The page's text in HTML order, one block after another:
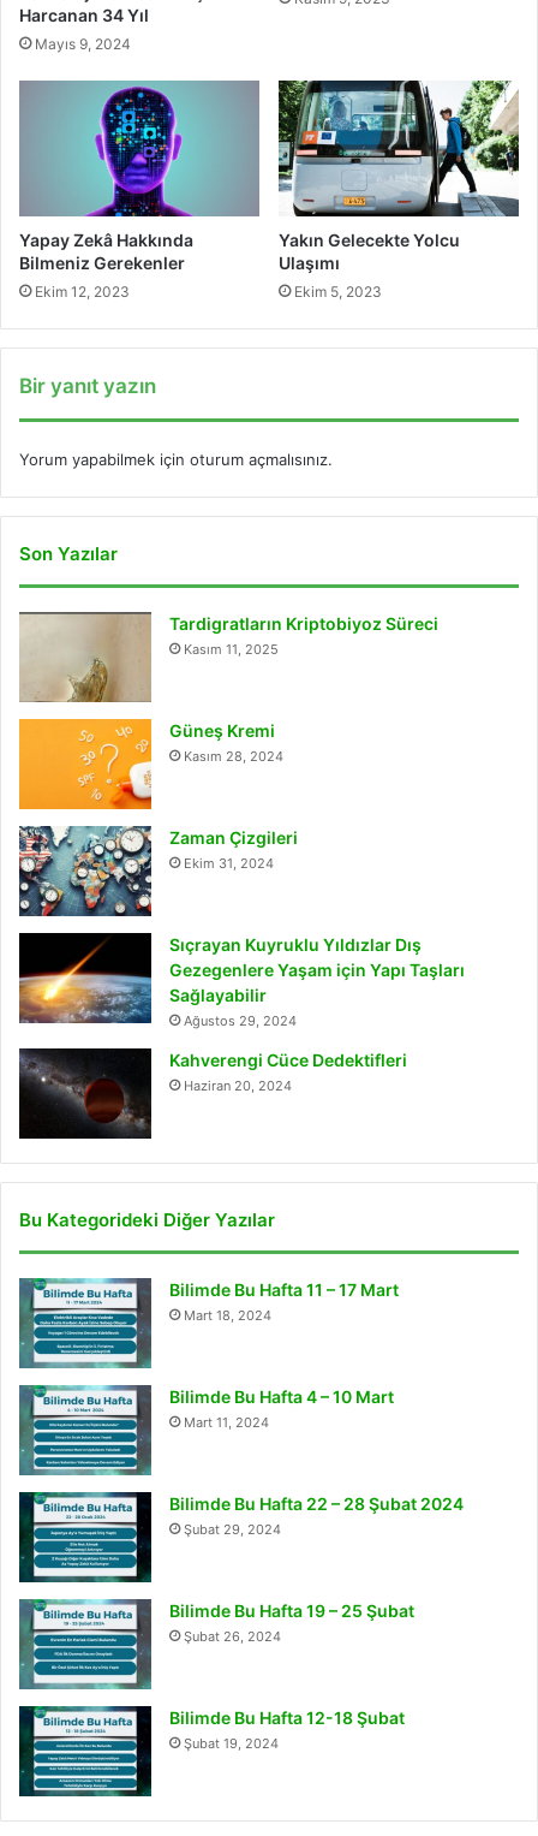
Harcanan 34 Yıl
Mayıs 9, 2024
Yapay Zekâ Hakkında
Bilmeniz Gerekenler
Ekim 12, 2023
Yakın Gelecekte Yolcu
Ulaşımı
Ekim 5, 2023
Bir yanıt yazın
Yorum yapabilmek için oturum açmalısınız.
Son Yazılar
Tardigratların Kriptobiyoz Süreci
Kasım 11, 2025
Güneş Kremi
Kasım 28, 2024
Zaman Çizgileri
Ekim 31, 2024
Sıçrayan Kuyruklu Yıldızlar Dış
Gezegenlere Yaşam için Yapı Taşları
Sağlayabilir
Ağustos 29, 2024
Kahverengi Cüce Dedektifleri
Haziran 20, 2024
Bu Kategorideki Diğer Yazılar
Bilimde Bu Hafta 11 – 17 Mart
Mart 18, 2024
Bilimde Bu Hafta 4 – 10 Mart
Mart 11, 2024
Bilimde Bu Hafta 22 – 28 Şubat 2024
Şubat 29, 2024
Bilimde Bu Hafta 19 – 25 Şubat
Şubat 26, 2024
Bilimde Bu Hafta 12-18 Şubat
Şubat 19, 2024